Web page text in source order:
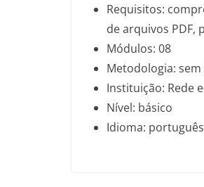
Requisitos:
de arquivos PDF,
Módulos: 08
Metodologia:
Instituição: Rede
Nível: básico
Idioma: português